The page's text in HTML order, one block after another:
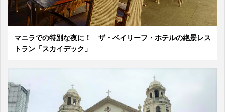
マニラでの特別な夜に！ ザ・ベイリーフ・ホテルの絶景レス
トラン「スカイデック」